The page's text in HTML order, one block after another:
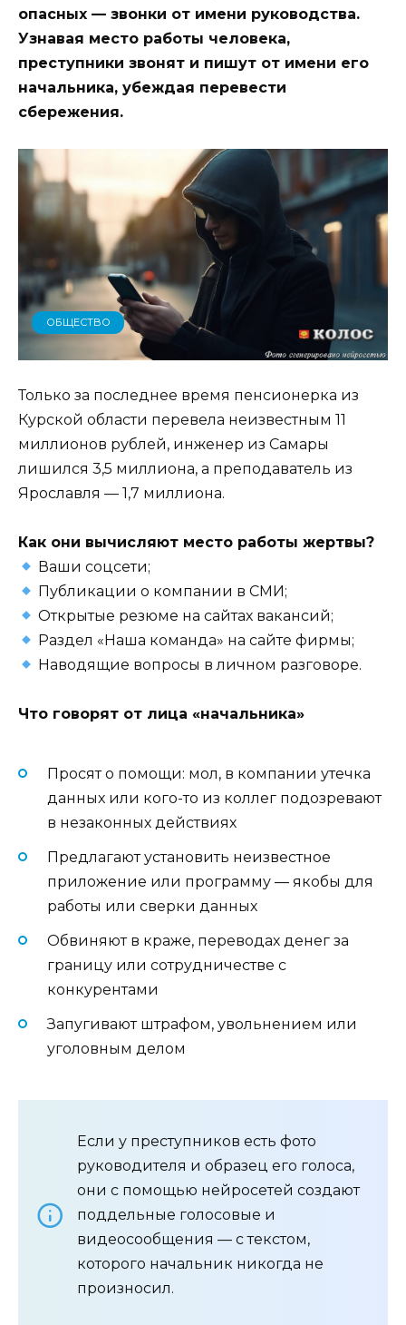
опасных — звонки от имени руководства.
Узнавая место работы человека,
преступники звонят и пишут от имени его
начальника, убеждая перевести
сбережения.
ОБЩЕСТВО
Только за последнее время пенсионерка из
Курской области перевела неизвестным 11
миллионов рублей, инженер из Самары
лишился 3,5 миллиона, а преподаватель из
Ярославля — 1,7 миллиона.
Как они вычисляют место работы жертвы?
Ваши соцсети;
Публикации о компании в СМИ;
Открытые резюме на сайтах вакансий;
Раздел «Наша команда» на сайте фирмы;
Наводящие вопросы в личном разговоре.
Что говорят от лица «начальника»
Просят о помощи: мол, в компании утечка
данных или кого-то из коллег подозревают
в незаконных действиях
Предлагают установить неизвестное
приложение или программу — якобы для
работы или сверки данных
Обвиняют в краже, переводах денег за
границу или сотрудничестве с
конкурентами
Запугивают штрафом, увольнением или
уголовным делом
Если у преступников есть фото
руководителя и образец его голоса,
они с помощью нейросетей создают
поддельные голосовые и
видеосообщения — с текстом,
которого начальник никогда не
произносил.